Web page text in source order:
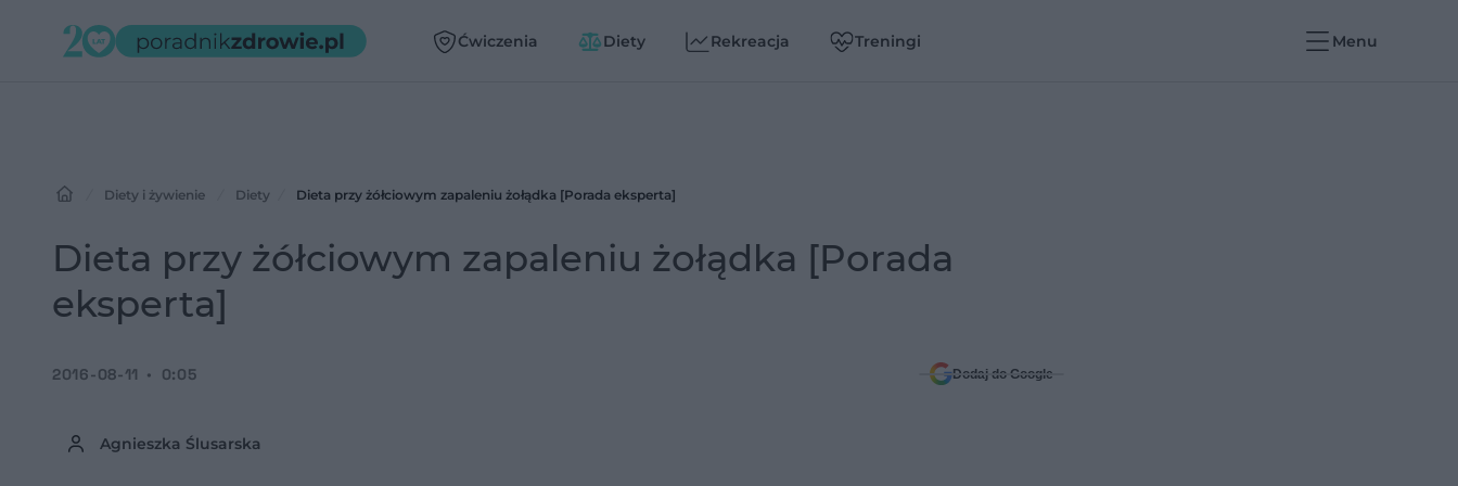
Ćwiczenia Diety Rekreacja Treningi Menu
Diety i żywienie Diety Dieta przy żółciowym zapaleniu żołądka [Porada eksperta]
Dieta przy żółciowym zapaleniu żołądka [Porada
eksperta]
Agnieszka Ślusarska
2016-08-11 0:05 Dodaj do Google